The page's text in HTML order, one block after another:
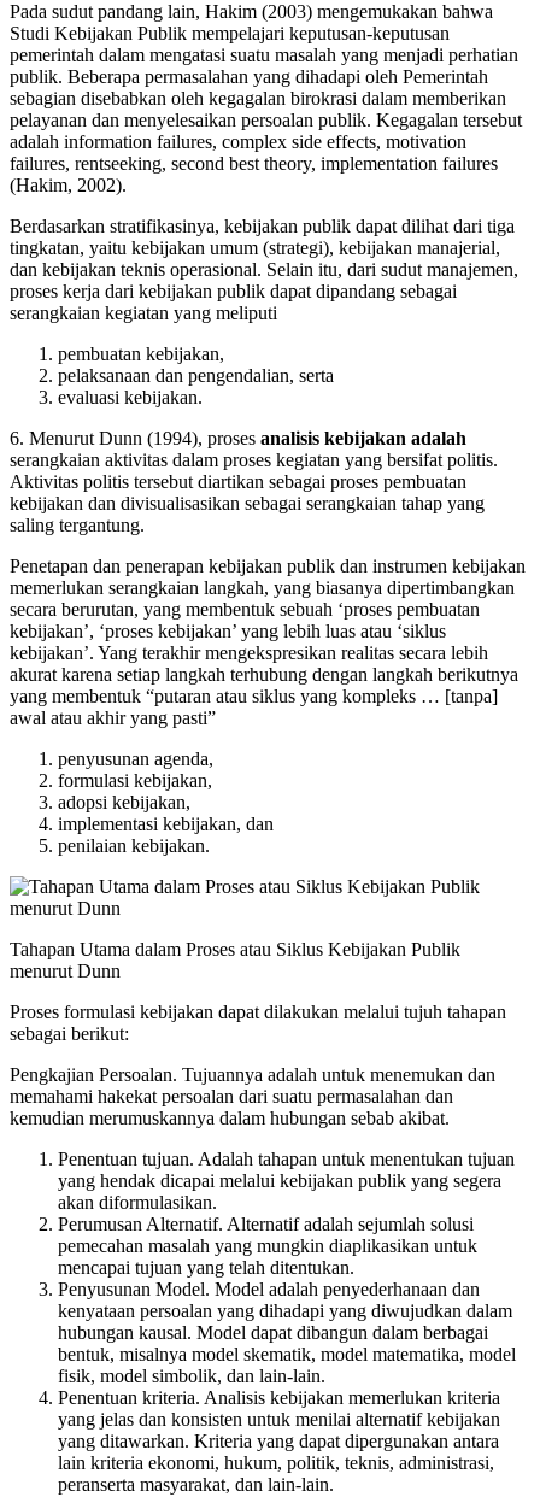
Pada sudut pandang lain, Hakim (2003) mengemukakan bahwa
Studi Kebijakan Publik mempelajari keputusan-keputusan
pemerintah dalam mengatasi suatu masalah yang menjadi perhatian
publik. Beberapa permasalahan yang dihadapi oleh Pemerintah
sebagian disebabkan oleh kegagalan birokrasi dalam memberikan
pelayanan dan menyelesaikan persoalan publik. Kegagalan tersebut
adalah information failures, complex side effects, motivation
failures, rentseeking, second best theory, implementation failures
(Hakim, 2002).
Berdasarkan stratifikasinya, kebijakan publik dapat dilihat dari tiga
tingkatan, yaitu kebijakan umum (strategi), kebijakan manajerial,
dan kebijakan teknis operasional. Selain itu, dari sudut manajemen,
proses kerja dari kebijakan publik dapat dipandang sebagai
serangkaian kegiatan yang meliputi
pembuatan kebijakan,
pelaksanaan dan pengendalian, serta
evaluasi kebijakan.
6. Menurut Dunn (1994), proses analisis kebijakan adalah
serangkaian aktivitas dalam proses kegiatan yang bersifat politis.
Aktivitas politis tersebut diartikan sebagai proses pembuatan
kebijakan dan divisualisasikan sebagai serangkaian tahap yang
saling tergantung.
Penetapan dan penerapan kebijakan publik dan instrumen kebijakan
memerlukan serangkaian langkah, yang biasanya dipertimbangkan
secara berurutan, yang membentuk sebuah ‘proses pembuatan
kebijakan’, ‘proses kebijakan’ yang lebih luas atau ‘siklus
kebijakan’. Yang terakhir mengekspresikan realitas secara lebih
akurat karena setiap langkah terhubung dengan langkah berikutnya
yang membentuk “putaran atau siklus yang kompleks … [tanpa]
awal atau akhir yang pasti”
penyusunan agenda,
formulasi kebijakan,
adopsi kebijakan,
implementasi kebijakan, dan
penilaian kebijakan.
Tahapan Utama dalam Proses atau Siklus Kebijakan Publik
menurut Dunn
Proses formulasi kebijakan dapat dilakukan melalui tujuh tahapan
sebagai berikut:
Pengkajian Persoalan. Tujuannya adalah untuk menemukan dan
memahami hakekat persoalan dari suatu permasalahan dan
kemudian merumuskannya dalam hubungan sebab akibat.
Penentuan tujuan. Adalah tahapan untuk menentukan tujuan
yang hendak dicapai melalui kebijakan publik yang segera
akan diformulasikan.
Perumusan Alternatif. Alternatif adalah sejumlah solusi
pemecahan masalah yang mungkin diaplikasikan untuk
mencapai tujuan yang telah ditentukan.
Penyusunan Model. Model adalah penyederhanaan dan
kenyataan persoalan yang dihadapi yang diwujudkan dalam
hubungan kausal. Model dapat dibangun dalam berbagai
bentuk, misalnya model skematik, model matematika, model
fisik, model simbolik, dan lain-lain.
Penentuan kriteria. Analisis kebijakan memerlukan kriteria
yang jelas dan konsisten untuk menilai alternatif kebijakan
yang ditawarkan. Kriteria yang dapat dipergunakan antara
lain kriteria ekonomi, hukum, politik, teknis, administrasi,
peranserta masyarakat, dan lain-lain.